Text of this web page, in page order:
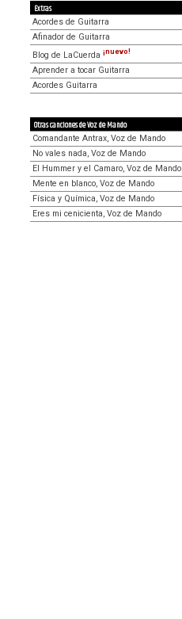
Extras
Acordes de Guitarra
Afinador de Guitarra
Blog de LaCuerda ¡nuevo!
Aprender a tocar Guitarra
Acordes Guitarra
Otras canciones de Voz de Mando
Comandante Antrax, Voz de Mando
No vales nada, Voz de Mando
El Hummer y el Camaro, Voz de Mando
Mente en blanco, Voz de Mando
Física y Química, Voz de Mando
Eres mi cenicienta, Voz de Mando